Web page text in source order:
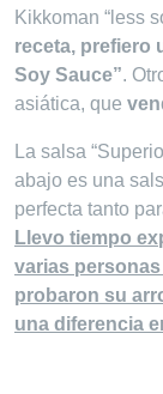
Kikkoman “less
receta, prefiero
Soy Sauce”.
asiática, que
La salsa
abajo es una
perfecta tanto
Llevo tiempo
varias
probaron su
una diferencia